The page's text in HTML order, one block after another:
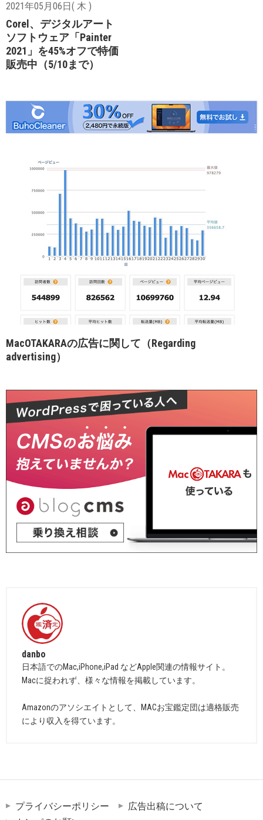
2021年05月06日( 木 )
Corel、デジタルアート
ソフトウェア「Painter
2021」を45%オフで特価
販売中（5/10まで）
MacOTAKARAの広告に関して（Regarding
advertising）
danbo
日本語でのMac,iPhone,iPad などApple関連の情報サイト。
Macに捉われず、様々な情報を掲載しています。
Amazonのアソシエイトとして、MACお宝鑑定団は適格販売
により収入を得ています。
プライバシーポリシー
広告出稿について